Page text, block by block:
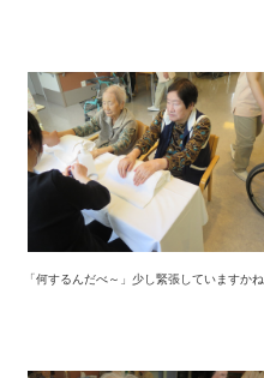
「何するんだべ～」少し緊張していますかね